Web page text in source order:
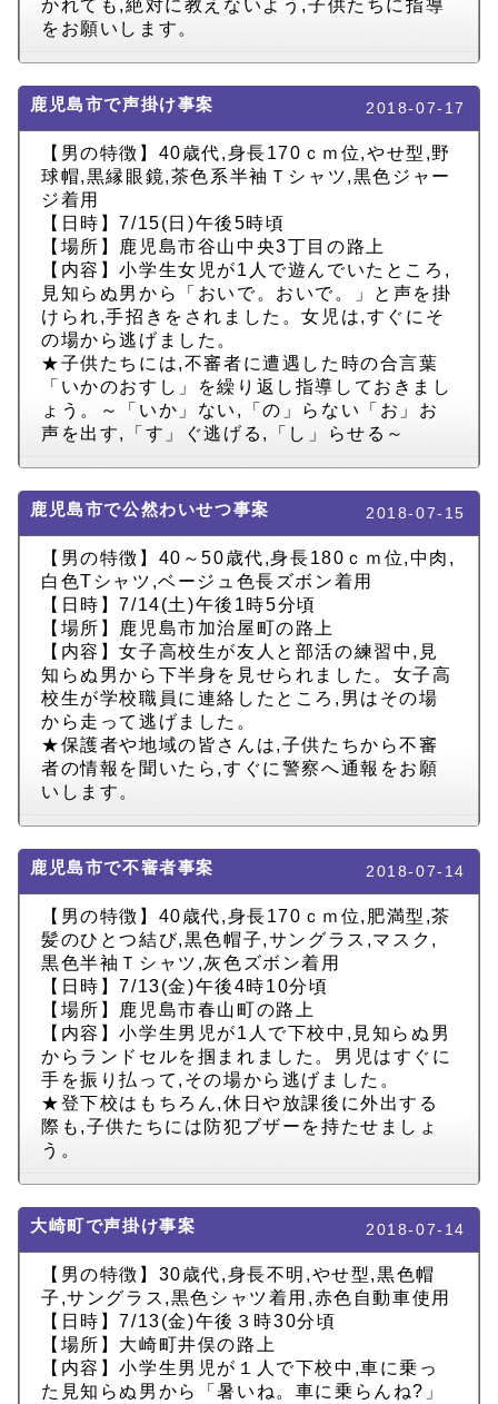
かれても,絶対に教えないよう,子供たちに指導
をお願いします。
鹿児島市で声掛け事案 2018-07-17
【男の特徴】40歳代,身長170ｃｍ位,やせ型,野
球帽,黒縁眼鏡,茶色系半袖Ｔシャツ,黒色ジャー
ジ着用
【日時】7/15(日)午後5時頃
【場所】鹿児島市谷山中央3丁目の路上
【内容】小学生女児が1人で遊んでいたところ,
見知らぬ男から「おいで。おいで。」と声を掛
けられ,手招きをされました。女児は,すぐにそ
の場から逃げました。
★子供たちには,不審者に遭遇した時の合言葉
「いかのおすし」を繰り返し指導しておきまし
ょう。～「いか」ない,「の」らない「お」お
声を出す,「す」ぐ逃げる,「し」らせる～
鹿児島市で公然わいせつ事案 2018-07-15
【男の特徴】40～50歳代,身長180ｃｍ位,中肉,
白色Tシャツ,ベージュ色長ズボン着用
【日時】7/14(土)午後1時5分頃
【場所】鹿児島市加治屋町の路上
【内容】女子高校生が友人と部活の練習中,見
知らぬ男から下半身を見せられました。女子高
校生が学校職員に連絡したところ,男はその場
から走って逃げました。
★保護者や地域の皆さんは,子供たちから不審
者の情報を聞いたら,すぐに警察へ通報をお願
いします。
鹿児島市で不審者事案 2018-07-14
【男の特徴】40歳代,身長170ｃｍ位,肥満型,茶
髪のひとつ結び,黒色帽子,サングラス,マスク,
黒色半袖Ｔシャツ,灰色ズボン着用
【日時】7/13(金)午後4時10分頃
【場所】鹿児島市春山町の路上
【内容】小学生男児が1人で下校中,見知らぬ男
からランドセルを掴まれました。男児はすぐに
手を振り払って,その場から逃げました。
★登下校はもちろん,休日や放課後に外出する
際も,子供たちには防犯ブザーを持たせましょ
う。
大崎町で声掛け事案 2018-07-14
【男の特徴】30歳代,身長不明,やせ型,黒色帽
子,サングラス,黒色シャツ着用,赤色自動車使用
【日時】7/13(金)午後３時30分頃
【場所】大崎町井俣の路上
【内容】小学生男児が１人で下校中,車に乗っ
た見知らぬ男から「暑いね。車に乗らんね?」